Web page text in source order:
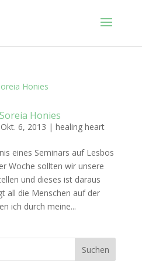
Honies
Okt. 6, 2013 | healing heart
eines Seminars auf Lesbos
Woche sollten wir unsere
und dieses ist daraus
all die Menschen auf der
ich durch meine...